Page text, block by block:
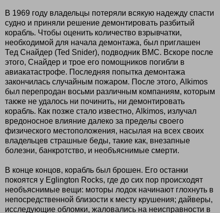
В 1969 году владельцы потеряли всякую надежду спасти
судно и приняли решение демонтировать разбитый
корабль. Чтобы оценить количество взрывчатки,
необходимой для начала демонтажа, был приглашен
Тед Снайдер (Ted Snider), подводник ВМС. Вскоре после
этого, Снайдер и трое его помощников погибли в
авиакатастрофе. Последняя попытка демонтажа
закончилась случайным пожаром. После этого, Alkimos
был перепродан восьми различным компаниям, которым
также не удалось ни починить, ни демонтировать
корабль. Как позже стало известно, Alkimos, излучал
вредоносное влияние далеко за пределы своего
физического местоположения, насылая на всех своих
владельцев страшные беды, такие как, внезапные
болезни, банкротство, и необъяснимые смерти.
В конце концов, корабль был брошен. Его останки
покоятся у Eglington Rocks, где до сих пор происходят
необъяснимые вещи: моторы лодок начинают глохнуть в
непосредственной близости к месту крушения; дайверы,
исследующие обломки, жаловались на неисправности в